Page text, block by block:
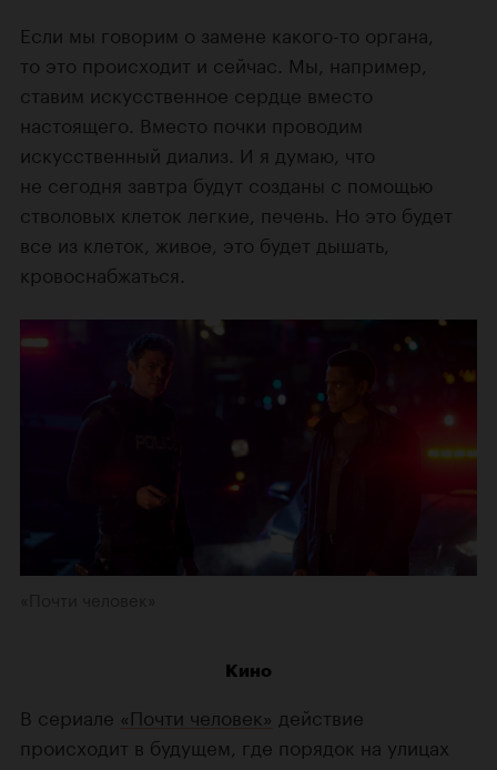
Если мы говорим о замене какого-то органа,
то это происходит и сейчас. Мы, например,
ставим искусственное сердце вместо
настоящего. Вместо почки проводим
искусственный диализ. И я думаю, что
не сегодня завтра будут созданы с помощью
стволовых клеток легкие, печень. Но это будет
все из клеток, живое, это будет дышать,
кровоснабжаться.
Кино
В сериале «Почти человек» действие
происходит в будущем, где порядок на улицах